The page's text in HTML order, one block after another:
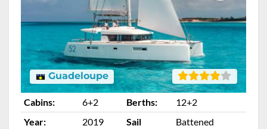
Guadeloupe
Cabins: 6+2 Berths:
12+2
Year:
2019 Sail
Battened